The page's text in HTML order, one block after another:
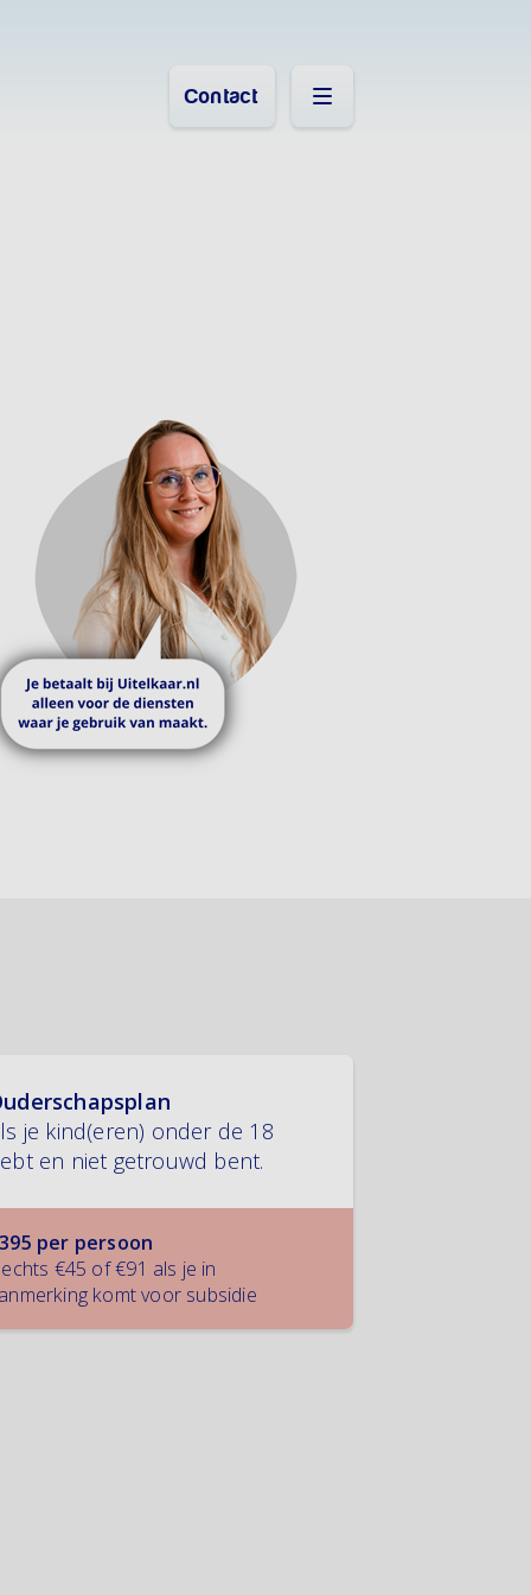
Contact
je kind(eren) onder de 18
en niet getrouwd bent.
per persoon
€45 of €91 als je in
komt voor subsidie